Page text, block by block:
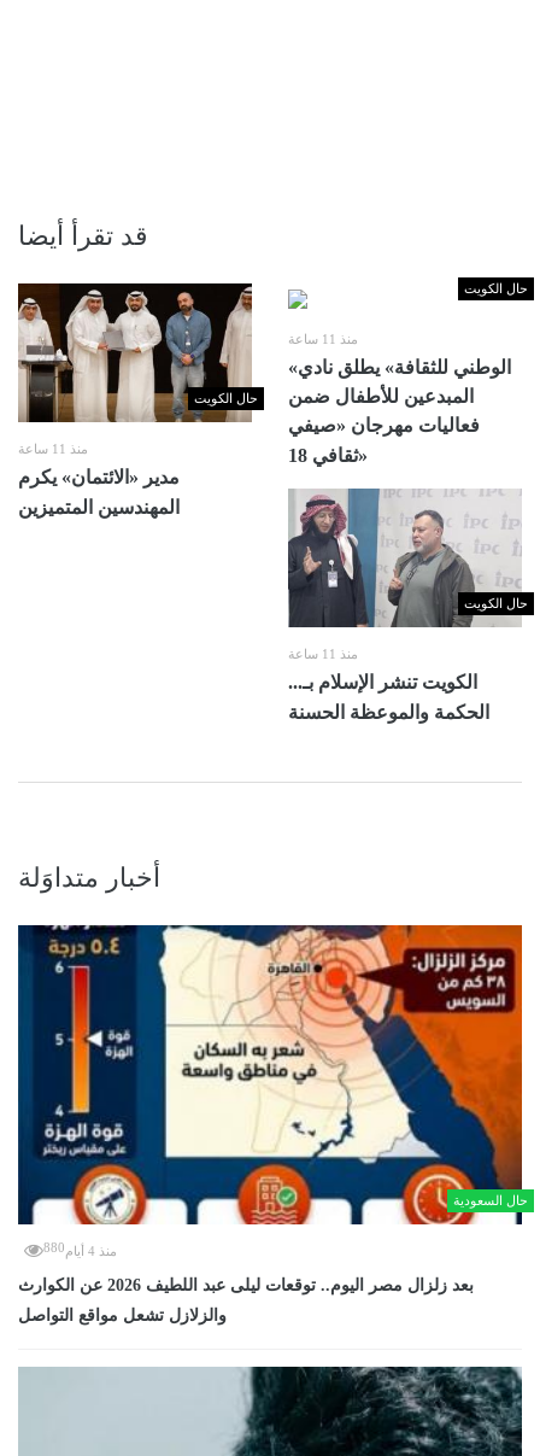
قد تقرأ أيضا
حال الكويت
منذ 11 ساعة
مدير «الائتمان» يكرم
المهندسين المتميزين
حال الكويت
منذ 11 ساعة
«الوطني للثقافة» يطلق نادي
المبدعين للأطفال ضمن
فعاليات مهرجان «صيفي
ثقافي 18»
حال الكويت
منذ 11 ساعة
الكويت تنشر الإسلام بـ...
الحكمة والموعظة الحسنة
أخبار متداوَلة
حال السعودية
منذ 4 أيام 880
بعد زلزال مصر اليوم.. توقعات ليلى عبد اللطيف 2026 عن الكوارث
والزلازل تشعل مواقع التواصل